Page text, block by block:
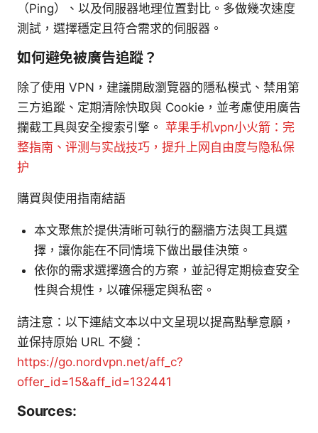
（Ping）、以及伺服器地理位置對比。多做幾次速度
測試，選擇穩定且符合需求的伺服器。
如何避免被廣告追蹤？
除了使用 VPN，建議開啟瀏覽器的隱私模式、禁用第
三方追蹤、定期清除快取與 Cookie，並考慮使用廣告
攔截工具與安全搜索引擎。 苹果手机vpn小火箭：完
整指南、评测与实战技巧，提升上网自由度与隐私保
护
購買與使用指南結語
本文聚焦於提供清晰可執行的翻牆方法與工具選
擇，讓你能在不同情境下做出最佳決策。
依你的需求選擇適合的方案，並記得定期檢查安全
性與合規性，以確保穩定與私密。
請注意：以下連結文本以中文呈現以提高點擊意願，
並保持原始 URL 不變：
https://go.nordvpn.net/aff_c?
offer_id=15&aff_id=132441
Sources: